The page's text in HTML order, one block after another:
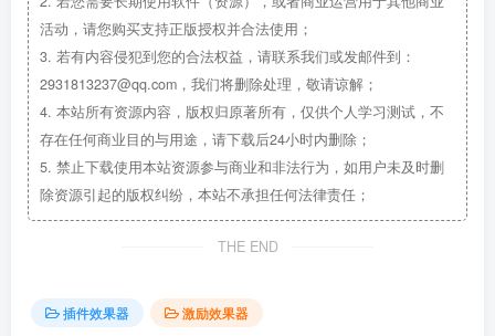
活动，请您购买支持正版授权并合法使用；
3. 若有内容侵犯到您的合法权益，请联系我们或发邮件到：
2931813237@qq.com，我们将删除处理，敬请谅解；
4. 本站所有资源内容，版权归原著所有，仅供个人学习测试，不
存在任何商业目的与用途，请下载后24小时内删除；
5. 禁止下载使用本站资源参与商业和非法行为，如用户未及时删
除资源引起的版权纠纷，本站不承担任何法律责任；
THE END
插件效果器 激励效果器